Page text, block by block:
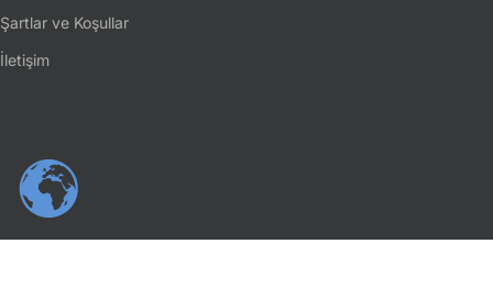
Şartlar ve Koşullar
İletişim
SOSYAL MEDYA